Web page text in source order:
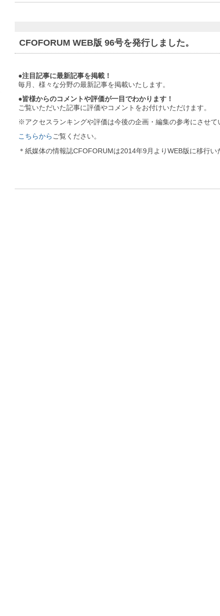
CFOFORUM WEB版 96号を発行しました。
●注目記事に最新記事を掲載！
毎月、様々な分野の最新記事を掲載いたします。
●皆様からのコメントや評価が一目でわかります！
ご覧いただいた記事に評価やコメントをお付けいただけます。
※アクセスランキングや評価は今後の企画・編集の参考にさせて
こちらからご覧ください。
＊紙媒体の情報誌CFOFORUMは2014年9月よりWEB版に移行い